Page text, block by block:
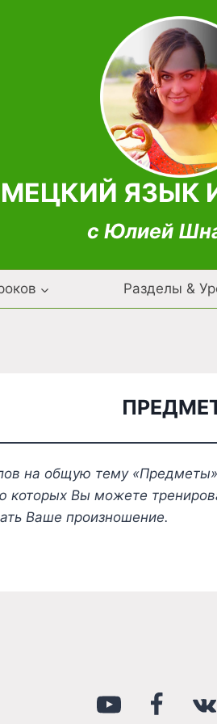
ЯЗЫК
с Юлией
Разделы &
на общую тему
Вы можете
Ваше произношение.